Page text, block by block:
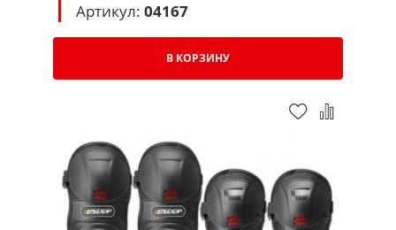
(черный-красный)
Артикул: 04167
В КОРЗИНУ